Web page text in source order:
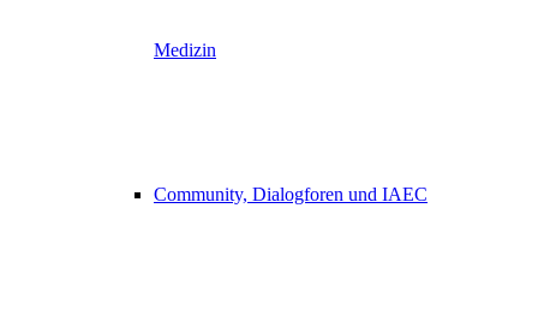
Medizin
Community, Dialogforen und IAEC